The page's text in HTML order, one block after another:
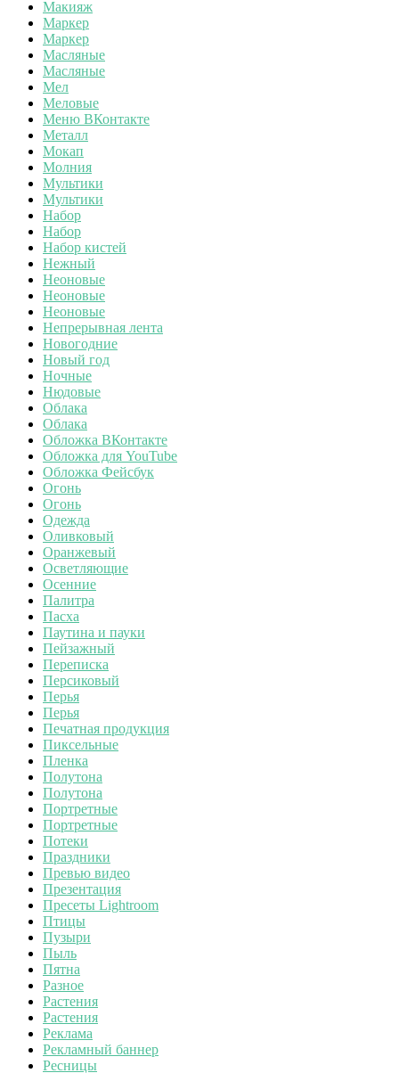
Макияж
Маркер
Маркер
Масляные
Масляные
Мел
Меловые
Меню ВКонтакте
Металл
Мокап
Молния
Мультики
Мультики
Набор
Набор
Набор кистей
Нежный
Неоновые
Неоновые
Неоновые
Непрерывная лента
Новогодние
Новый год
Ночные
Нюдовые
Облака
Облака
Обложка ВКонтакте
Обложка для YouTube
Обложка Фейсбук
Огонь
Огонь
Одежда
Оливковый
Оранжевый
Осветляющие
Осенние
Палитра
Пасха
Паутина и пауки
Пейзажный
Переписка
Персиковый
Перья
Перья
Печатная продукция
Пиксельные
Пленка
Полутона
Полутона
Портретные
Портретные
Потеки
Праздники
Превью видео
Презентация
Пресеты Lightroom
Птицы
Пузыри
Пыль
Пятна
Разное
Растения
Растения
Реклама
Рекламный баннер
Ресницы